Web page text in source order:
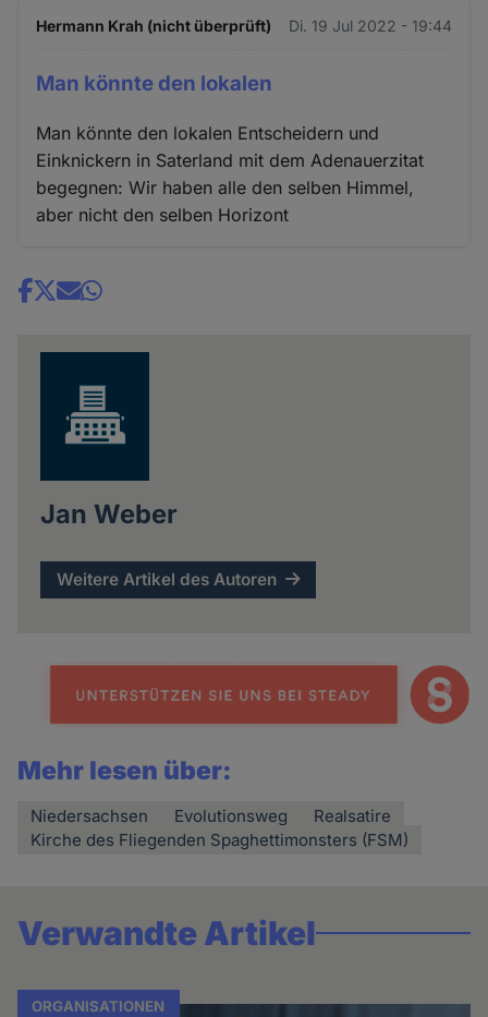
Hermann Krah (nicht überprüft) Di. 19 Jul 2022 - 19:44
Man könnte den lokalen
Man könnte den lokalen Entscheidern und
Einknickern in Saterland mit dem Adenauerzitat
begegnen: Wir haben alle den selben Himmel,
aber nicht den selben Horizont
Share
Jan Weber
Weitere Artikel des Autoren
Mehr lesen über:
Niedersachsen Evolutionsweg
Realsatire
Kirche des Fliegenden Spaghettimonsters (FSM)
Verwandte Artikel
ORGANISATIONEN